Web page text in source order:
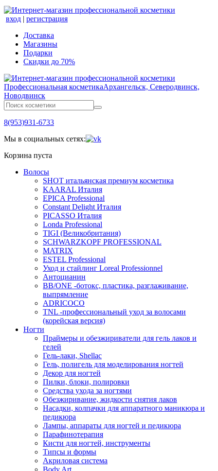
вход | регистрация
Доставка
Магазины
Подарки
Скидки до 70%
Профессиональная косметикаАрхангельск, Северодвинск,
Новодвинск
8(953)931-6733
Мы в социальных сетях:
Корзина пуста
Волосы
SHOT итальянская премиум косметика
KAARAL Италия
EPICA Professional
Constant Delight Италия
PICASSO Италия
Londa Professional
TIGI (Великобритания)
SCHWARZKOPF PROFESSIONAL
MATRIX
ESTEL Professional
Уход и стайлинг Loreal Professionnel
Антоцианин
BB/ONE -ботокс, пластика, разглаживание,
выпрямление
ADRICOCO
TNL -профессиональный уход за волосами
(корейская версия)
Ногти
Праймеры и обезжириватели для гель лаков и
гелей
Гель-лаки, Shellac
Гель, полигель для моделирования ногтей
Декор для ногтей
Пилки, блоки, полировки
Средства ухода за ногтями
Обезжиривание, жидкости снятия лаков
Насадки, колпачки для аппаратного маникюра и
педикюра
Лампы, аппараты для ногтей и педикюра
Парафинотерапия
Кисти для ногтей, инструменты
Типсы и формы
Акриловая система